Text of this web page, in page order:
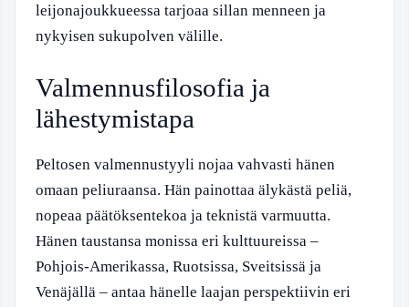
leijonajoukkueessa tarjoaa sillan menneen ja
nykyisen sukupolven välille.
Valmennusfilosofia ja
lähestymistapa
Peltosen valmennustyyli nojaa vahvasti hänen
omaan peliuraansa. Hän painottaa älykästä peliä,
nopeaa päätöksentekoa ja teknistä varmuutta.
Hänen taustansa monissa eri kulttuureissa –
Pohjois-Amerikassa, Ruotsissa, Sveitsissä ja
Venäjällä – antaa hänelle laajan perspektiivin eri